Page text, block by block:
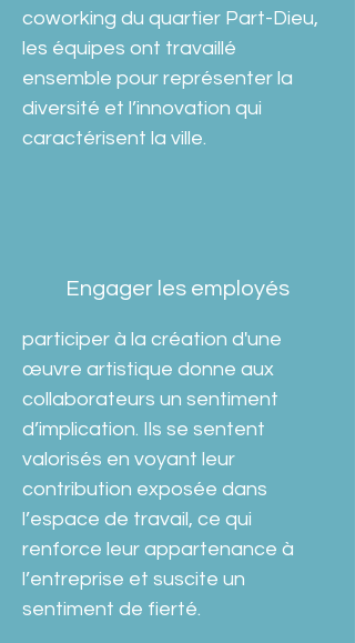
coworking du quartier Part-Dieu,
les équipes ont travaillé
ensemble pour représenter la
diversité et l’innovation qui
caractérisent la ville.
Engager les employés
participer à la création d'une
œuvre artistique donne aux
collaborateurs un sentiment
d’implication. Ils se sentent
valorisés en voyant leur
contribution exposée dans
l’espace de travail, ce qui
renforce leur appartenance à
l’entreprise et suscite un
sentiment de fierté.